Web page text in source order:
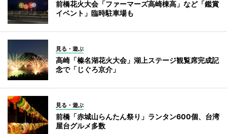
前橋花火大会「ファーマーズ高崎棟高」など「鑑賞
イベント」臨時駐車場も
見る・遊ぶ
高崎「榛名湖花火大会」湖上ステージ観覧席完成記
念で「じぐろ京介」
見る・遊ぶ
前橋「赤城山らんたん祭り」ランタン600個、台湾
屋台グルメ多数